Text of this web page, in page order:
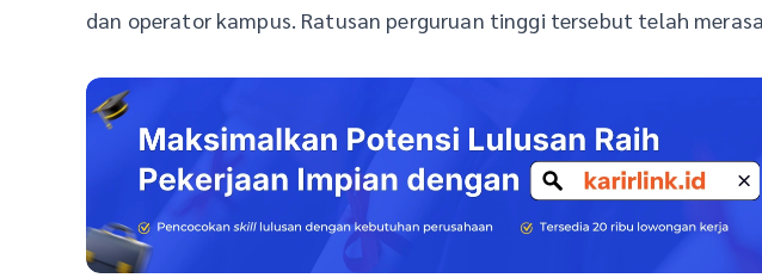
dan operator kampus. Ratusan perguruan tinggi tersebut telah